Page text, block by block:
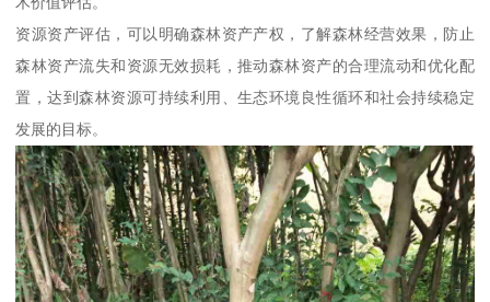
资源资产评估，可以明确森林资产产权，了解森林经营效果，防止
森林资产流失和资源无效损耗，推动森林资产的合理流动和优化配
置，达到森林资源可持续利用、生态环境良性循环和社会持续稳定
发展的目标。